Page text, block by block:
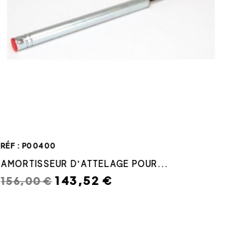
RÉF : P00400
AMORTISSEUR D'ATTELAGE POUR...
156,00 € 143,52 €